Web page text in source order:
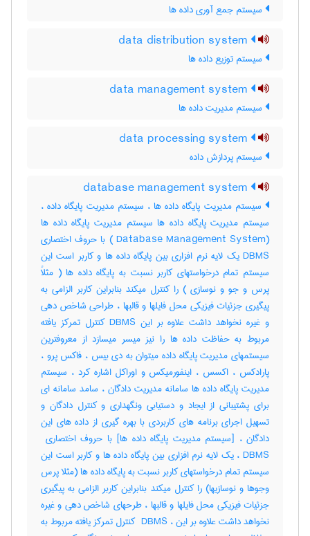
سیستم جمع آوری داده ها
سیستم توزیع داده ها
سیستم مدیریت داده ها
سیستم پردازش داده
سیستم مدیریت پایگاه داده ها ، سیستم مدیریت پایگاه داده ،
سیستم مدیریت پایگاه داده ها سیستم مدیریت پایگاه داده ها
(Database Management System ) با حروف اختصاری
DBMS یک لایه نرم افزاری بین پایگاه داده ها و کاربر است این
سیستم تمام درخواستهای کاربر نسبت به پایگاه داده ها ( مثلاً
پرس و جو و نوسازی ) را کنترل میکند بنابراین کاربر الزامی به
پیگیری جزئیات فیزیکی محل فایلها و قالبها ، طراحی شاخص دهی
و غیره نخواهد داشت علاوه بر این DBMS کنترل تمرکز یافته
مربوط به حفاظت داده ها را نیز میسر میسازد از معروفترین
سیستمهای مدیریت پایگاه داده میتوان به دی بیس ، فاکس پرو ،
پارادکس ، اکسس ، اینفورمیکس و اوراکل اشاره کرد ، سیستم
مدیریت پایگاه داده ها سامانه مدیریت دادگان ، سامد سامانه ای
برای پشتیبانی از ایجاد و دستیابی ونگهداری و کنترل دادگان و
تسهیل اجرای برنامه های کاربردی با بهره گیری از داده های این
DBMS ، یک لایه نرم افزاری بین پایگاه داده ها و کاربر است این
سیستم تمام درخواستهای کاربر نسبت به پایگاه داده ها (مثلا پرس
وجوها و نوسازیها) را کنترل میکند بنابراین کاربر الزامی به پیگیری
جزئیات فیزیکی محل فایلها و قالبها ، طرحهای شاخص دهی و غیره
نخواهد داشت علاوه بر این ، ‎ DBMS کنترل تمرکز یافته مربوط به